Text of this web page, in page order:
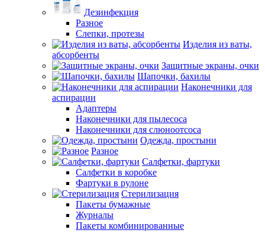
Дезинфекция
Разное
Слепки, протезы
Изделия из ваты,
абсорбенты
Защитные экраны, очки
Шапочки, бахилы
Наконечники для
аспирации
Адаптеры
Наконечники для пылесоса
Наконечники для слюноотсоса
Одежда, простыни
Разное
Салфетки, фартуки
Салфетки в коробке
Фартуки в рулоне
Стерилизация
Пакеты бумажные
Журналы
Пакеты комбинированные